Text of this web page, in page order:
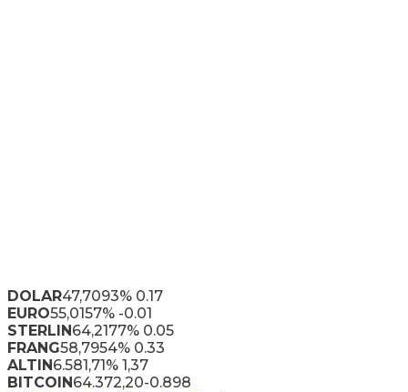
DOLAR47,7093% 0.17
EURO55,0157% -0.01
STERLIN64,2177% 0.05
FRANG58,7954% 0.33
ALTIN6.581,71% 1,37
BITCOIN64.372,20-0.898